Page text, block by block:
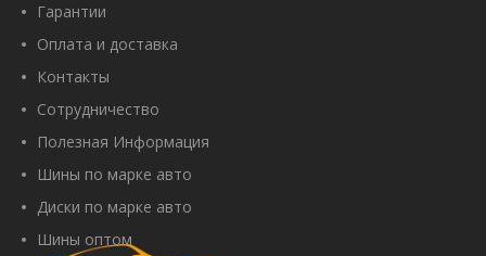
Гарантии
Оплата и доставка
Контакты
Сотрудничество
Полезная Информация
Шины по марке авто
Диски по марке авто
Шины оптом